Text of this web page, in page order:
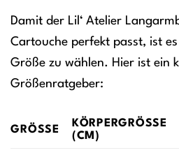
Damit der Lil‘ Atelier
Cartouche perfekt passt, ist
Größe zu wählen. Hier ist ein
Größenratgeber:
GRÖSSE
KÖRPERGRÖSSE (
CM)